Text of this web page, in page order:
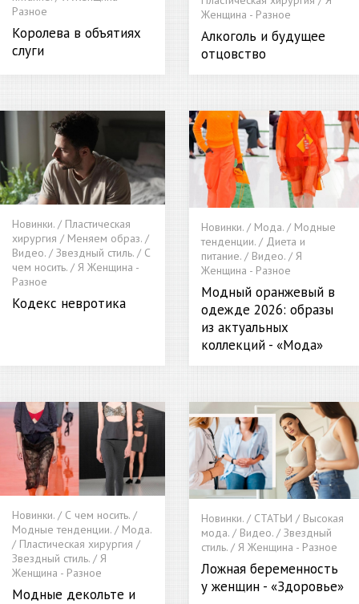
Разное
Королева в объятиях
слуги
Женщина - Разное
Алкоголь и будущее
отцовство
Новинки. / Пластическая
хирургия / Меняем образ. /
Видео. / Звездный стиль. / С
чем носить. / Я Женщина -
Разное
Кодекс невротика
Новинки. / Мода. / Модные
тенденции. / Диета и
питание. / Видео. / Я
Женщина - Разное
Модный оранжевый в
одежде 2026: образы
из актуальных
коллекций - «Мода»
Новинки. / С чем носить. /
Модные тенденции. / Мода.
/ Пластическая хирургия /
Звездный стиль. / Я
Женщина - Разное
Модные декольте и
Новинки. / СТАТЬИ / Высокая
мода. / Видео. / Звездный
стиль. / Я Женщина - Разное
Ложная беременность
у женщин - «Здоровье»